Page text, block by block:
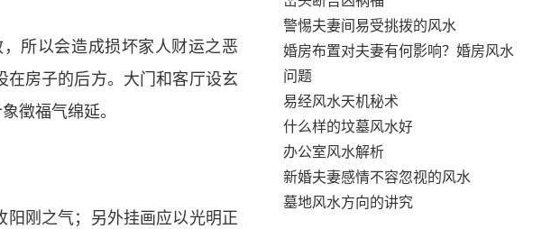
所以会造成损坏家人财运之恶
房子的后方。大门和客厅设玄
徵福气绵延。
刚之气；另外挂画应以光明正
警惕夫妻间易受挑拨的风水
婚房布置对夫妻有何影响？婚房风水
问题
易经风水天机秘术
什么样的坟墓风水好
办公室风水解析
新婚夫妻感情不容忽视的风水
墓地风水方向的讲究